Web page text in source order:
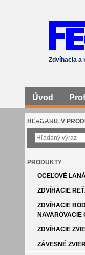
Zdvíhacia a
HĽADANIE V
PRODUKTY
OCEĽOVÉ
ZDVÍHACIE
ZDVÍHACIE
NAVAROVACIE
ZDVÍHACIE
ZÁVESNÉ
Úvod
Oznam